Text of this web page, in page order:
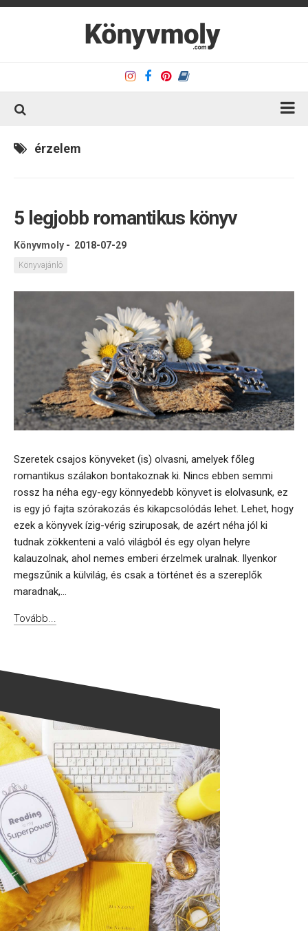
Kapcsolat
Olvasó sarok
Könyveim
Rólam
érzelem
5 legjobb romantikus könyv
Könyvmoly - 2018-07-29
Könyvajánló
Szeretek csajos könyveket (is) olvasni, amelyek főleg
romantikus szálakon bontakoznak ki. Nincs ebben semmi
rossz ha néha egy-egy könnyedebb könyvet is elolvasunk, ez
is egy jó fajta szórakozás és kikapcsolódás lehet. Lehet, hogy
ezek a könyvek ízig-vérig sziruposak, de azért néha jól ki
tudnak zökkenteni a való világból és egy olyan helyre
kalauzolnak, ahol nemes emberi érzelmek uralnak. Ilyenkor
megszűnik a külvilág, és csak a történet és a szereplők
maradnak,...
Tovább...